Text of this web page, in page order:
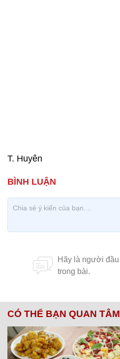
T. Huyên
CÓ THỂ BẠN QUAN TÂM